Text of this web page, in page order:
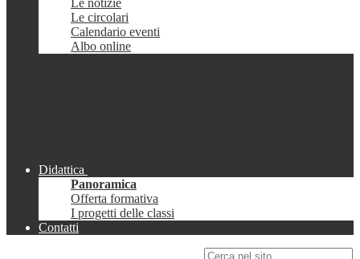
Le notizie
Le circolari
Calendario eventi
Albo online
Didattica
Panoramica
Offerta formativa
I progetti delle classi
Contatti